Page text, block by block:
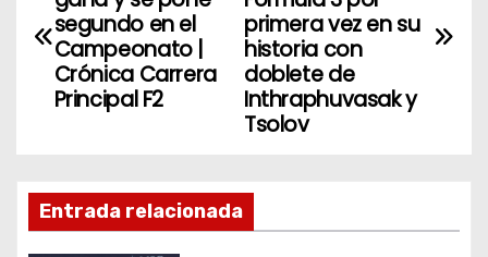
o
o
k
n
v
a
c
primera vez en su
historia con
doblete de
Inthraphuvasak y
Tsolov
segundo en el
Campeonato |
Crónica Carrera
Principal F2
Entrada relacionada